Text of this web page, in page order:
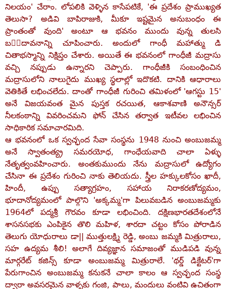
నిలయం' చేరాం. లోపలికి వెళ్ళిన కాసేపటికే, 'ఈ ప్రదేశం ప్రాముఖ్యత
తెలుసా? అడివి బాపిరాజుకి, మీకూ ఇష్టమైన అనుబంధం ఈ
ప్రాంతంతో వుంది' అంటూ ఆ భవనం ముందు వున్న తులసి
బందావనాన్ని చూపించారు. అందులో గాంధీ మహాత్ము డి
చితాభస్మాన్ని నిక్షిప్తం చేశారు. అయితే ఈ భవనంలో గాంధీజీ మద్రాసు
వచ్చి నప్పుడు ఉన్నారని చెప్పారు. గాంధీజీకి సంబంధించిన
మద్రాసులోని నాలుగైదు ముఖ్య స్థలాల్లో ఇదొకటి. దానికి ఆధారాలు
వెతికితే లభించలేదు. దాంతో గాంధీజీ గురించి తమిళంలో 'ఆగస్టు 15'
అనే విజయవంత మైన పుస్తక రచయిత, ఆకాశవాణి అనౌన్సర్‌
నీలకంఠాన్ని వివరించమని ఫోన్‌ చేసిన తర్వాత ఇటీవల లభించిన
సాధికారిక సమాచారమిది.
ఆ భవనంలో ఒక స్వచ్ఛంద సేవా సంస్థను 1948 నుంచి అంబుజమ్మ
అనే స్వాతంత్య్ర సమరయోధ, గాంధేయవాది చాలా ఏళ్ళు
నేతృత్వంవహించారు. అంతకుముందు నేను మద్రాసులో ఉద్యోగం
చేసినా ఈ ప్రదేశం గురించి నాకు తెలియదు. స్త్రీల హక్కులకోసం ఖాదీ,
హిందీ, ఉప్పు సత్యాగ్రహం, సహాయ నిరాకరణోద్యమం,
భూదానోద్యమంలో పాల్గొని 'అక్కమ్మ'గా పిలువబడిన అంబుజమ్మకు
1964లో పద్మశ్రీ గౌరవం కూడా లభించింది. దక్షిణభారతదేశంలోనే
శాసనసభకు ఎంపికైన తొలి మహిళ, శారదా చట్టం కోసం పోరాడిన
తెలుగు యోధురాలు డా|| ముత్తులక్ష్మి రెడ్డి, అంబు జమ్మకి మిత్రురాలు,
సహ ఉద్యమ శీలి! అలాగే దివ్యజ్ఞాన సమాజంతో ముడిపడి వున్న
మార్గరేట్‌ కజిన్స్‌ కూడా అంబుజమ్మ మిత్రురాలే. 'థర్డ్‌ డిక్టేటర్‌'గా
పేరుగాంచిన అంబుజమ్మ కనుకనే చాలా కాలం ఆ స్వచ్ఛంద సంస్థ
ద్వారా అవసరమైన వాళ్ళకు గంజి, పాలు, మందులు వంటివి ఉచితంగా